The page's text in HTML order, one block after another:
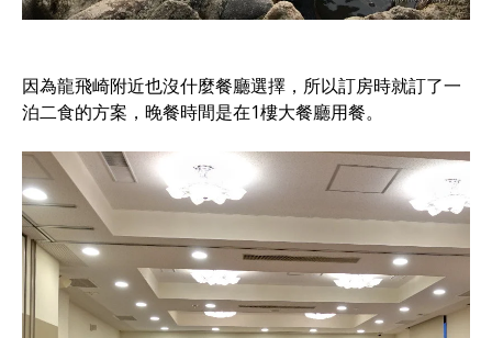
因為龍飛崎附近也沒什麼餐廳選擇，所以訂房時就訂了一
泊二食的方案，晚餐時間是在1樓大餐廳用餐。